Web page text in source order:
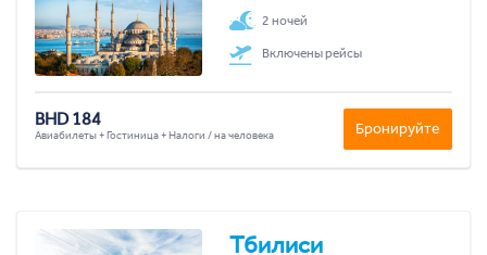
2 ночей
Включены рейсы
BHD 184
Авиабилеты + Гостиница + Налоги / на человека Бронируйте
Тбилиси